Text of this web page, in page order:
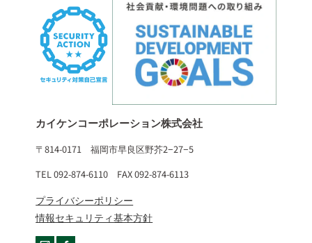
カイケンコーポレーション株式会社
〒814-0171 福岡市早良区野芥2−27−5
TEL 092-874-6110 FAX 092-874-6113
プライバシーポリシー
情報セキュリティ基本方針